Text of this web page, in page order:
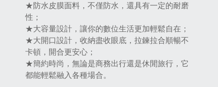
★防水皮膜面料，不僅防水，還具有一定的耐磨
性；
★大容量設計，讓你的數位生活更加輕鬆自在；
★大開口設計，收納盡收眼底，拉鍊拉合順暢不
卡頓，開合更安心；
★簡約時尚，無論是商務出行還是休閒旅行，它
都能輕鬆融入各種場合。